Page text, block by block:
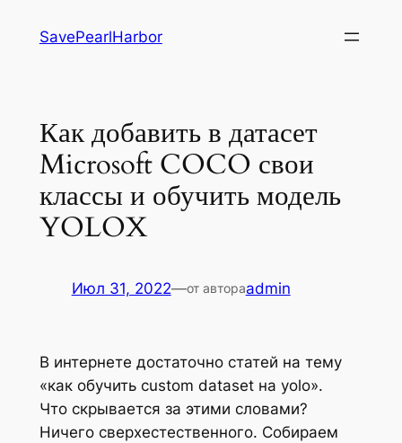
SavePearlHarbor
Как добавить в датасет
Microsoft COCO свои
классы и обучить модель
YOLOX
Июл 31, 2022—от автораadmin
В интернете достаточно статей на тему
«как обучить custom dataset на yolo».
Что скрывается за этими словами?
Ничего сверхестественного. Собираем